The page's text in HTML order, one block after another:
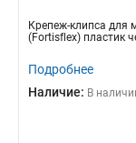
Крепеж-клипса для
(Fortisflex) пластик
Подробнее
Наличие: В